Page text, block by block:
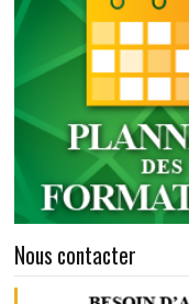
Nous contacter